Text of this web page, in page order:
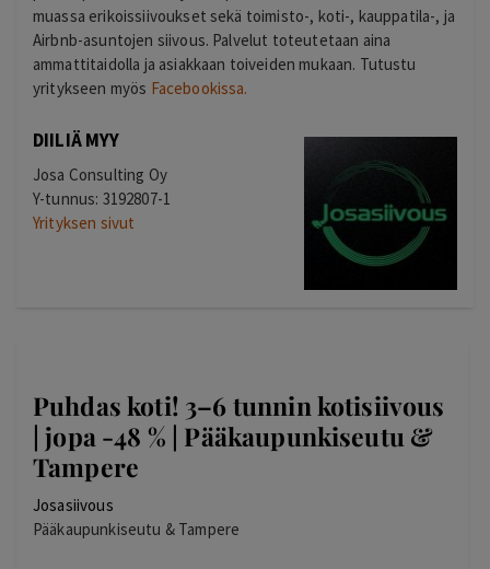
muassa erikoissiivoukset sekä toimisto-, koti-, kauppatila-, ja
Airbnb-asuntojen siivous. Palvelut toteutetaan aina
ammattitaidolla ja asiakkaan toiveiden mukaan. Tutustu
yritykseen myös Facebookissa.
DIILIÄ MYY
Josa Consulting Oy
Y-tunnus: 3192807-1
Yrityksen sivut
Puhdas koti! 3–6 tunnin kotisiivous
| jopa -48 % | Pääkaupunkiseutu &
Tampere
Josasiivous
Pääkaupunkiseutu & Tampere